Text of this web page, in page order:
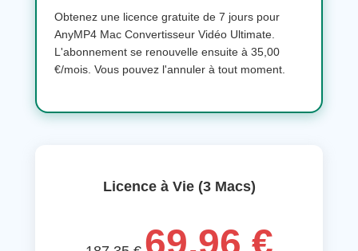
Obtenez une licence gratuite de 7 jours pour
AnyMP4 Mac Convertisseur Vidéo Ultimate.
L'abonnement se renouvelle ensuite à 35,00
€/mois. Vous pouvez l'annuler à tout moment.
Licence à Vie (3 Macs)